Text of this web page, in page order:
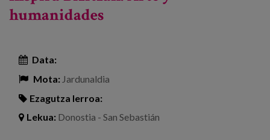
humanidades
Data:
Mota: Jardunaldia
Ezagutza lerroa:
Lekua: Donostia - San Sebastián